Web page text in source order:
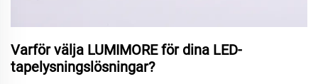
Varför välja LUMIMORE för dina LED-
tapelysningslösningar?